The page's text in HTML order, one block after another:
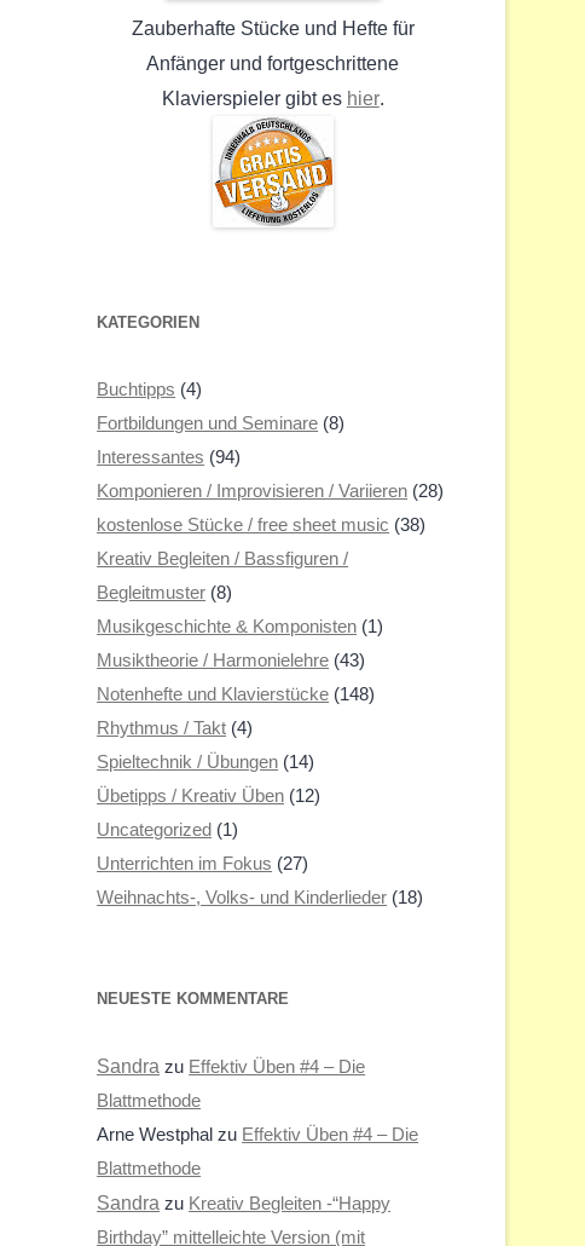
Zauberhafte Stücke und Hefte für
Anfänger und fortgeschrittene
Klavierspieler gibt es hier.
KATEGORIEN
Buchtipps (4)
Fortbildungen und Seminare (8)
Interessantes (94)
Komponieren / Improvisieren / Variieren (28)
kostenlose Stücke / free sheet music (38)
Kreativ Begleiten / Bassfiguren /
Begleitmuster (8)
Musikgeschichte & Komponisten (1)
Musiktheorie / Harmonielehre (43)
Notenhefte und Klavierstücke (148)
Rhythmus / Takt (4)
Spieltechnik / Übungen (14)
Übetipps / Kreativ Üben (12)
Uncategorized (1)
Unterrichten im Fokus (27)
Weihnachts-, Volks- und Kinderlieder (18)
NEUESTE KOMMENTARE
Sandra zu Effektiv Üben #4 – Die
Blattmethode
Arne Westphal zu Effektiv Üben #4 – Die
Blattmethode
Sandra zu Kreativ Begleiten -“Happy
Birthday” mittelleichte Version (mit